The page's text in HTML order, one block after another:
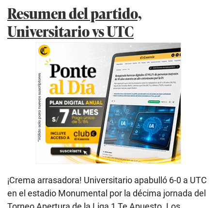
Resumen del partido,
Universitario vs UTC
¡Crema arrasadora! Universitario apabulló 6-0 a UTC
en el estadio Monumental por la décima jornada del